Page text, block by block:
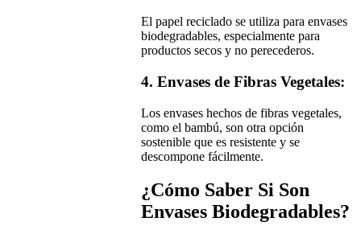
El papel reciclado se utiliza para envases
biodegradables, especialmente para
productos secos y no perecederos.
4. Envases de Fibras Vegetales:
Los envases hechos de fibras vegetales,
como el bambú, son otra opción
sostenible que es resistente y se
descompone fácilmente.
¿Cómo Saber Si Son
Envases Biodegradables?